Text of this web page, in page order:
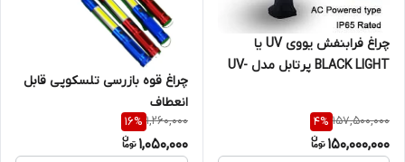
چراغ فرابنفش یووی UV یا
BLACK LIGHT پرتابل مدل UV-
مخصوص سنگ شناسی، گوهر
شناسی، کارشناسی رنگ خودرو،
تستهای غیر مخرب NDT
157,500,000
4%
150,000,000
چراغ قوه بازرسی تلسکوپی قابل
انعطاف
1,260,000
16%
1,050,000